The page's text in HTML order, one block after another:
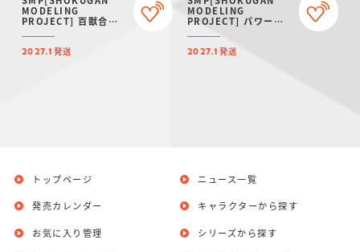
MODELING
PROJECT] 百獣合体
ガオハンター【再販：
2027年1月発送】
2027.1 発送
MODELING
PROJECT] パワーア
ニマルシリーズ エクス
トラ ガオタートル＆ガ
オトッピー【プレミア
2027.1 発送
トップページ
発売カレンダー
お気に入り管理
ニュース一覧
キャラクターから探す
シリーズから探す